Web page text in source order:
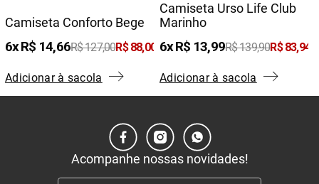
Camiseta Conforto Bege
6 R$ 14,66R$127,00R$ 88,00
Adicionar à sacola
Camiseta Urso Life Club
Marinho
6 R$ 13,99R$139,90R$ 83,94
Adicionar à sacola
Acompanhe nossas novidades!